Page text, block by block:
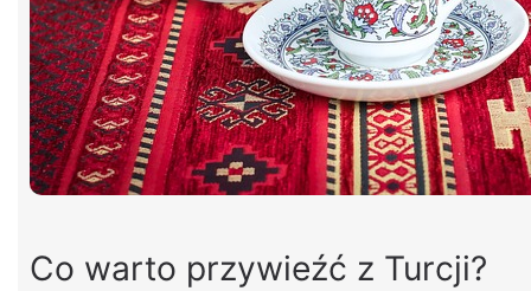
Co warto przywieźć z Turcji?